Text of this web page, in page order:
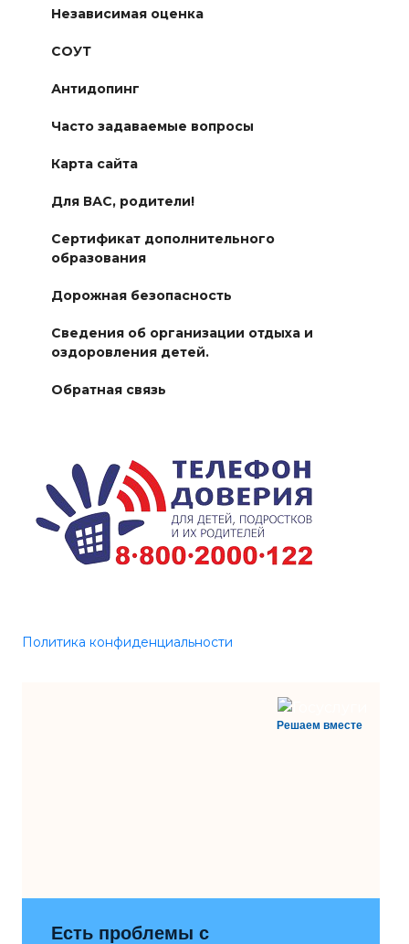
Независимая оценка
СОУТ
Антидопинг
Часто задаваемые вопросы
Карта сайта
Для ВАС, родители!
Сертификат дополнительного
образования
Дорожная безопасность
Сведения об организации отдыха и
оздоровления детей.
Обратная связь
Политика конфиденциальности
Решаем вместе
Есть проблемы с